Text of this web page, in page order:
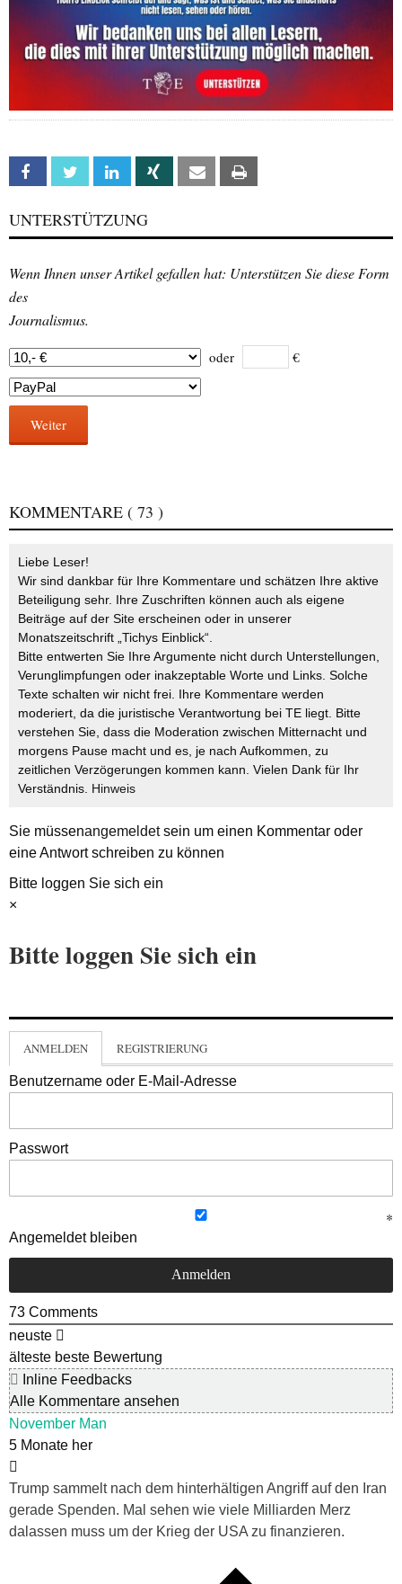
Facebook Twitter Linkedin Xing Email
UNTERSTÜTZUNG
Wenn Ihnen unser Artikel gefallen hat: Unterstützen Sie diese Form
des
Journalismus.
oder €
Weiter
KOMMENTARE ( 73 )
Liebe Leser!
Wir sind dankbar für Ihre Kommentare und schätzen Ihre aktive
Beteiligung sehr. Ihre Zuschriften können auch als eigene
Beiträge auf der Site erscheinen oder in unserer
Monatszeitschrift „Tichys Einblick“.
Bitte entwerten Sie Ihre Argumente nicht durch Unterstellungen,
Verunglimpfungen oder inakzeptable Worte und Links. Solche
Texte schalten wir nicht frei. Ihre Kommentare werden
moderiert, da die juristische Verantwortung bei TE liegt. Bitte
verstehen Sie, dass die Moderation zwischen Mitternacht und
morgens Pause macht und es, je nach Aufkommen, zu
zeitlichen Verzögerungen kommen kann. Vielen Dank für Ihr
Verständnis. Hinweis
Sie müssenangemeldetsein um einen Kommentar oder
eine Antwort schreiben zu können
Bitte loggen Sie sich ein
×
Bitte loggen Sie sich ein
ANMELDEN REGISTRIERUNG
Benutzername oder E-Mail-Adresse
Passwort
Angemeldet bleiben
73 Comments
neuste
älteste beste Bewertung
Inline Feedbacks
Alle Kommentare ansehen
November Man
5 Monate her
Trump sammelt nach dem hinterhältigen Angriff auf den Iran
gerade Spenden. Mal sehen wie viele Milliarden Merz
dalassen muss um der Krieg der USA zu finanzieren.